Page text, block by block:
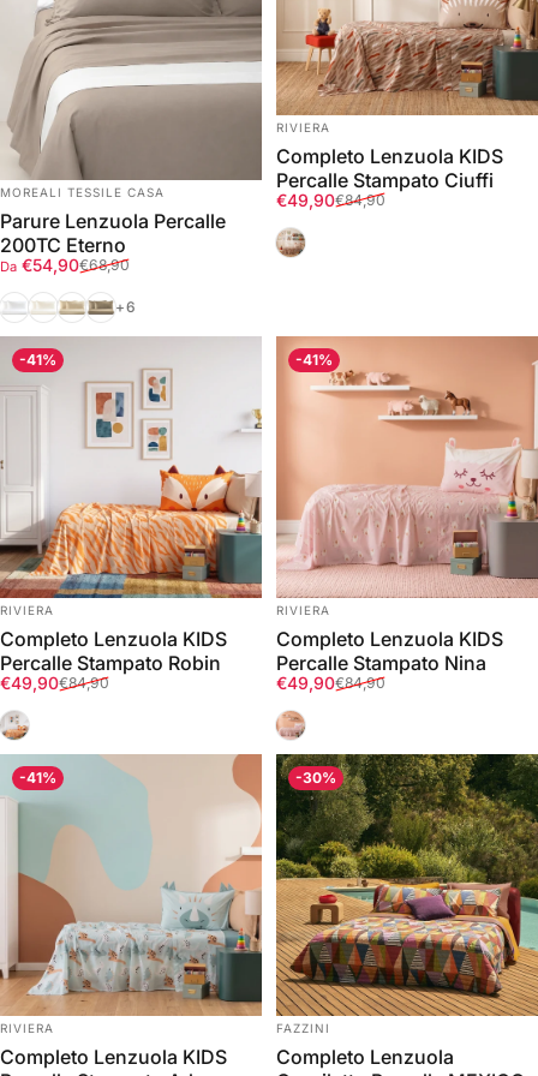
FORNITORE:
MOREALI TESSILE CASA
Parure Lenzuola Percalle
200TC Eterno
Prezzo scontato
Da €54,90
Prezzo di listino
€68,90
Bianco
AvorioCordaTortora
+6
FORNITORE:
RIVIERA
Completo Lenzuola KIDS
Percalle Stampato Ciuffi
Prezzo scontato
€49,90
Prezzo di listino
€84,90
Deserto
-41%
FORNITORE:
RIVIERA
Completo Lenzuola KIDS
Percalle Stampato Robin
Prezzo scontato
€49,90
Prezzo di listino
€84,90
Beige
-41%
FORNITORE:
RIVIERA
Completo Lenzuola KIDS
Percalle Stampato Nina
Prezzo scontato
€49,90
Prezzo di listino
€84,90
Rosa
-41%
FORNITORE:
RIVIERA
Completo Lenzuola KIDS
-30%
FORNITORE:
FAZZINI
Completo Lenzuola